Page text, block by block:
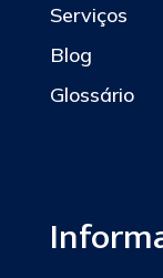
Serviços
Blog
Glossário